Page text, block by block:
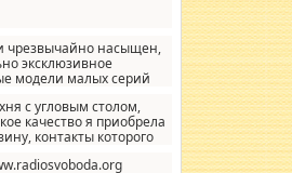
чрезвычайно насыщен,
эксклюзивное
модели малых серий
формы, в MebelOk,
вкусом все в порядке,
мебель, а это не
с угловым столом,
качество я приобрела
контакты которого